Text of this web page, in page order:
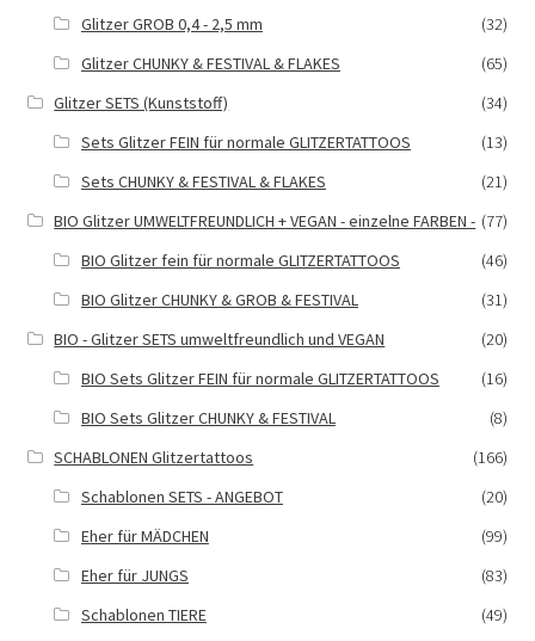
Glitzer GROB 0,4 - 2,5 mm
(32)
Glitzer CHUNKY & FESTIVAL & FLAKES
(65)
Glitzer SETS (Kunststoff)
(34)
Sets Glitzer FEIN für normale GLITZERTATTOOS
(13)
Sets CHUNKY & FESTIVAL & FLAKES
(21)
BIO Glitzer UMWELTFREUNDLICH + VEGAN - einzelne FARBEN - (77)
BIO Glitzer fein für normale GLITZERTATTOOS
(46)
BIO Glitzer CHUNKY & GROB & FESTIVAL
(31)
BIO - Glitzer SETS umweltfreundlich und VEGAN
(20)
BIO Sets Glitzer FEIN für normale GLITZERTATTOOS
(16)
BIO Sets Glitzer CHUNKY & FESTIVAL
(8)
SCHABLONEN Glitzertattoos
(166)
Schablonen SETS - ANGEBOT
(20)
Eher für MÄDCHEN
(99)
Eher für JUNGS
(83)
Schablonen TIERE
(49)